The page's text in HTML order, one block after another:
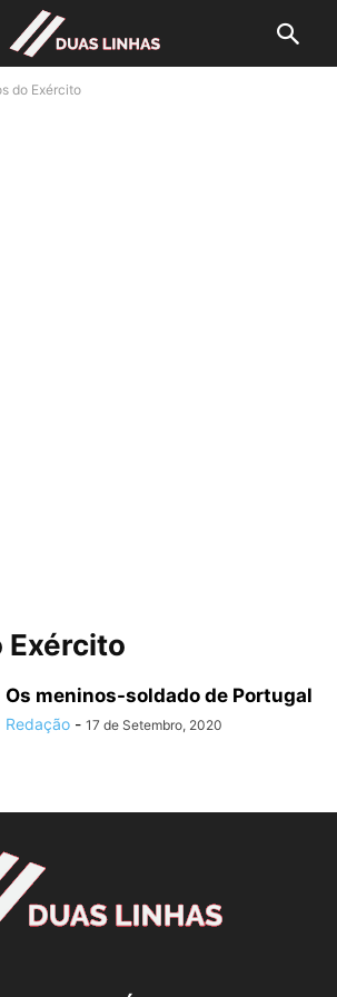
do Exército
Exército
Os meninos-soldado de Portugal
Redação - 17 de Setembro, 2020